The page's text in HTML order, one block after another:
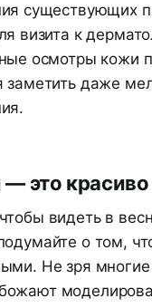
существующих
визита к
осмотры кожи
заметить даже
это красиво
видеть в
о том,
Не зря